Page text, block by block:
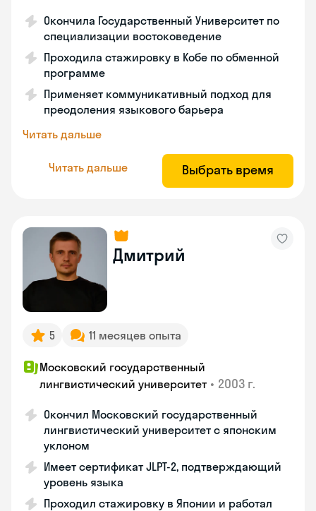
Окончила Государственный Университет по
специализации востоковедение
Проходила стажировку в Кобе по обменной
программе
Применяет коммуникативный подход для
преодоления языкового барьера
Читать дальше
Читать дальше Выбрать время
Дмитрий
5 11 месяцев опыта
Московский государственный
лингвистический университет • 2003 г.
Окончил Московский государственный
лингвистический университет с японским
уклоном
Имеет сертификат JLPT-2, подтверждающий
уровень языка
Проходил стажировку в Японии и работал